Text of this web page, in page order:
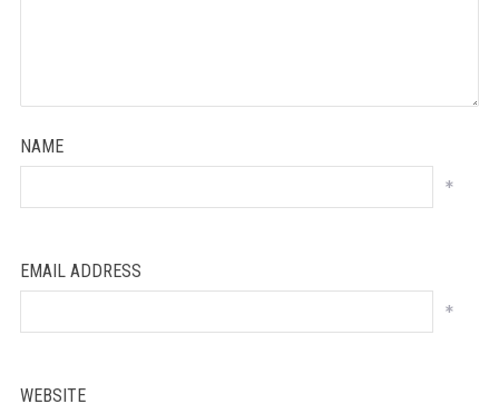
NAME
*
EMAIL ADDRESS
*
WEBSITE